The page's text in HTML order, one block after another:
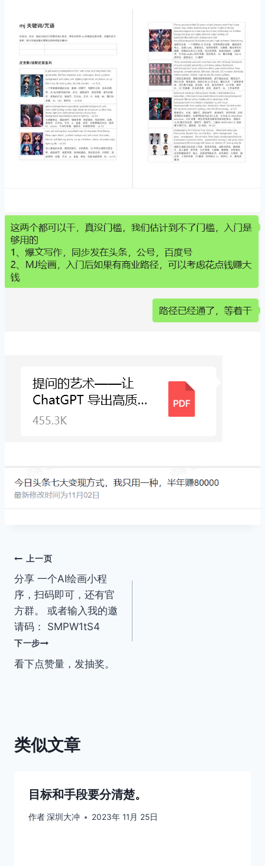
文
章
导
航
上一页
分享 一个AI绘画小程
序，扫码即可，还有官
方群。 或者输入我的邀
请码： SMPW1tS4
下一步
看下点赞量，发抽奖。
类似文章
目标和手段要分清楚。
作者深圳大冲 2023年 11月 25日